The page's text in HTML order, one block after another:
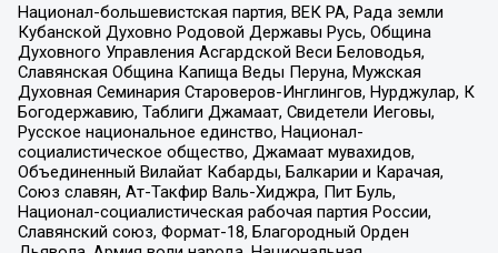
Национал-большевистская партия, ВЕК РА, Рада земли
Кубанской Духовно Родовой Державы Русь, Община
Духовного Управления Асгардской Веси Беловодья,
Славянская Община Капища Веды Перуна, Мужская
Духовная Семинария Староверов-Инглингов, Нурджулар, К
Богодержавию, Таблиги Джамаат, Свидетели Иеговы,
Русское национальное единство, Национал-
социалистическое общество, Джамаат мувахидов,
Объединенный Вилайат Кабарды, Балкарии и Карачая,
Союз славян, Ат-Такфир Валь-Хиджра, Пит Буль,
Национал-социалистическая рабочая партия России,
Славянский союз, Формат-18, Благородный Орден